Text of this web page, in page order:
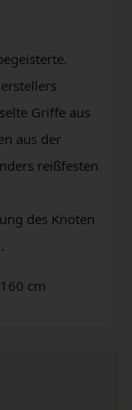
Griffe aus
aus der
reißfesten
des Knoten
cm